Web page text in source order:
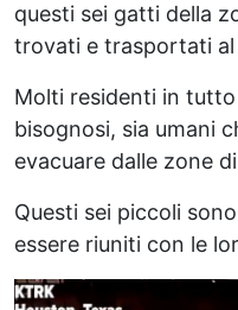
questi sei gatti della
trovati e trasportati
Molti residenti in
bisognosi, sia umani
evacuare dalle zone
Questi sei piccoli
essere riuniti con le